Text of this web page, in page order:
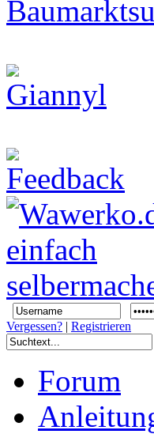
Vergessen? | Registrieren
Forum